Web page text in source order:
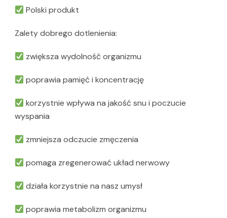
Polski produkt
Zalety dobrego dotlenienia:
zwiększa wydolność organizmu
poprawia pamięć i koncentrację
korzystnie wpływa na jakość snu i poczucie
wyspania
zmniejsza odczucie zmęczenia
pomaga zregenerować układ nerwowy
działa korzystnie na nasz umysł
poprawia metabolizm organizmu